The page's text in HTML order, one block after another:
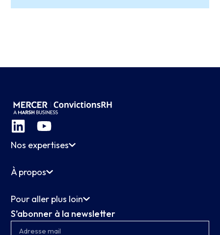
Nos expertises
À propos
Pour aller plus loin
S’abonner à la newsletter